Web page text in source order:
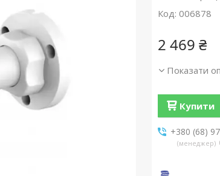
Код: 006878
2 469 ₴
Показати
Купити
+380 (68)
менеджер